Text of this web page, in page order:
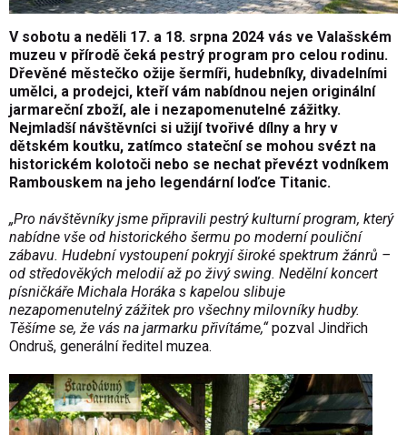
V sobotu a neděli 17. a 18. srpna 2024 vás ve Valašském
muzeu v přírodě čeká pestrý program pro celou rodinu.
Dřevěné městečko ožije šermíři, hudebníky, divadelními
umělci, a prodejci, kteří vám nabídnou nejen originální
jarmareční zboží, ale i nezapomenutelné zážitky.
Nejmladší návštěvníci si užijí tvořivé dílny a hry v
dětském koutku, zatímco stateční se mohou svézt na
historickém kolotoči nebo se nechat převézt vodníkem
Rambouskem na jeho legendární loďce Titanic.
„Pro návštěvníky jsme připravili pestrý kulturní program, který
nabídne vše od historického šermu po moderní pouliční
zábavu. Hudební vystoupení pokryjí široké spektrum žánrů –
od středověkých melodií až po živý swing. Nedělní koncert
písničkáře Michala Horáka s kapelou slibuje
nezapomenutelný zážitek pro všechny milovníky hudby.
Těšíme se, že vás na jarmarku přivítáme,“pozval Jindřich
Ondruš, generální ředitel muzea.